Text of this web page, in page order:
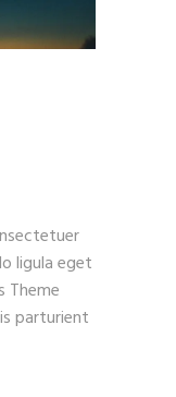
ligula eget
Theme
parturient